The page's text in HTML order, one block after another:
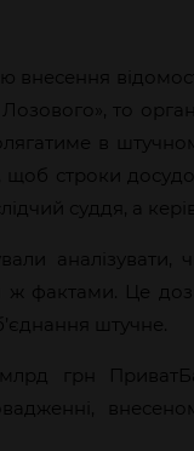
внесення
то
в
строки
суддя, а
аналізувати,
фактами. Це
штучне.
млрд грн